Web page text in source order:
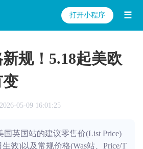
打开小程序 ☰
规！5.18起美欧
变
05-09 16:01:25
国英国站的建议零售价(List Price)
效)以及常规价格(Was站、Price/T